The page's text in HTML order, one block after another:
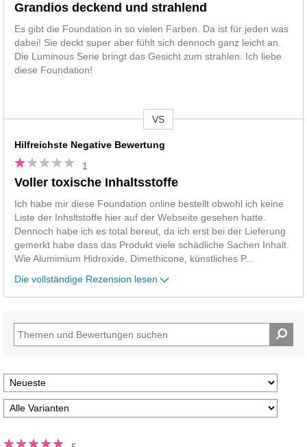
Grandios deckend und strahlend
Es gibt die Foundation in so vielen Farben. Da ist für jeden was
dabei! Sie deckt super aber fühlt sich dennoch ganz leicht an.
Die Luminous Serie bringt das Gesicht zum strahlen. Ich liebe
diese Foundation!
VS
Hilfreichste Negative Bewertung
1
Voller toxische Inhaltsstoffe
Ich habe mir diese Foundation online bestellt obwohl ich keine
Liste der Inhsltstoffe hier auf der Webseite gesehen hatte.
Dennoch habe ich es total bereut, da ich erst bei der Lieferung
gemerkt habe dass das Produkt viele schädliche Sachen Inhalt.
Wie Alumimium Hidroxide, Dimethicone, künstliches P...
Die vollständige Rezension lesen